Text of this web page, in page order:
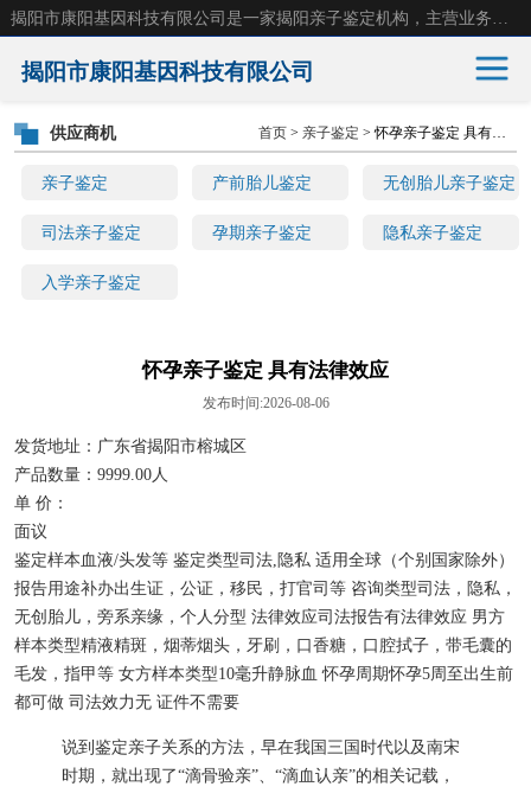
揭阳市康阳基因科技有限公司
亲子鉴定 产前胎儿鉴定 无创胎儿亲子鉴定
司法亲子鉴定 孕期亲子鉴定 隐私亲子鉴定
入学亲子鉴定
供应商机 首页 > 亲子鉴定 > 怀孕亲子鉴定 具有法律效应
怀孕亲子鉴定 具有法律效应
发布时间:2026-08-06
发货地址：广东省揭阳市榕城区
产品数量：9999.00人
单 价：
面议
鉴定样本血液/头发等 鉴定类型司法,隐私 适用全球（个别国家除外）
报告用途补办出生证，公证，移民，打官司等 咨询类型司法，隐私，
无创胎儿，旁系亲缘，个人分型 法律效应司法报告有法律效应 男方
样本类型精液精斑，烟蒂烟头，牙刷，口香糖，口腔拭子，带毛囊的
毛发，指甲等 女方样本类型10毫升静脉血 怀孕周期怀孕5周至出生前
都可做 司法效力无 证件不需要
说到鉴定亲子关系的方法，早在我国三国时代以及南宋
时期，就出现了“滴骨验亲”、“滴血认亲”的相关记载，
亲子鉴定 产前胎儿鉴定
无创胎儿亲子鉴定 司法亲子鉴定
孕期亲子鉴定